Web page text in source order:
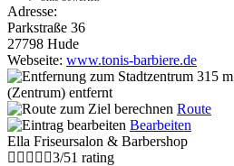
Adresse:
Parkstraße 36
27798 Hude
Webseite: www.tonis-barbiere.de
315 m
(Zentrum) entfernt
Route
Bearbeiten
Ella Friseursalon & Barbershop
3/51 rating